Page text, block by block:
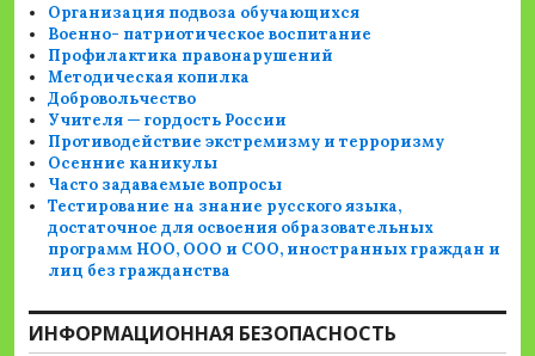
Организация подвоза обучающихся
Военно- патриотическое воспитание
Профилактика правонарушений
Методическая копилка
Добровольчество
Учителя — гордость России
Противодействие экстремизму и терроризму
Осенние каникулы
Часто задаваемые вопросы
Тестирование на знание русского языка,
достаточное для освоения образовательных
программ НОО, ООО и СОО, иностранных граждан и
лиц без гражданства
ИНФОРМАЦИОННАЯ БЕЗОПАСНОСТЬ